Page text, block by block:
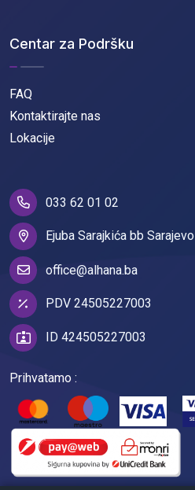
Centar za Podršku
FAQ
Kontaktirajte nas
Lokacije
033 62 01 02
Ejuba Sarajkića bb Sarajevo
office@alhana.ba
PDV 24505227003
ID 424505227003
Prihvatamo :